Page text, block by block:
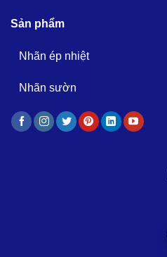
Sản phẩm
Nhãn ép nhiệt
Nhãn sườn